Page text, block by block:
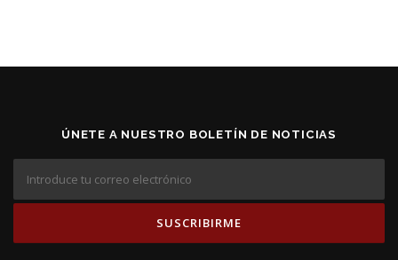
ÚNETE A NUESTRO BOLETÍN DE NOTICIAS